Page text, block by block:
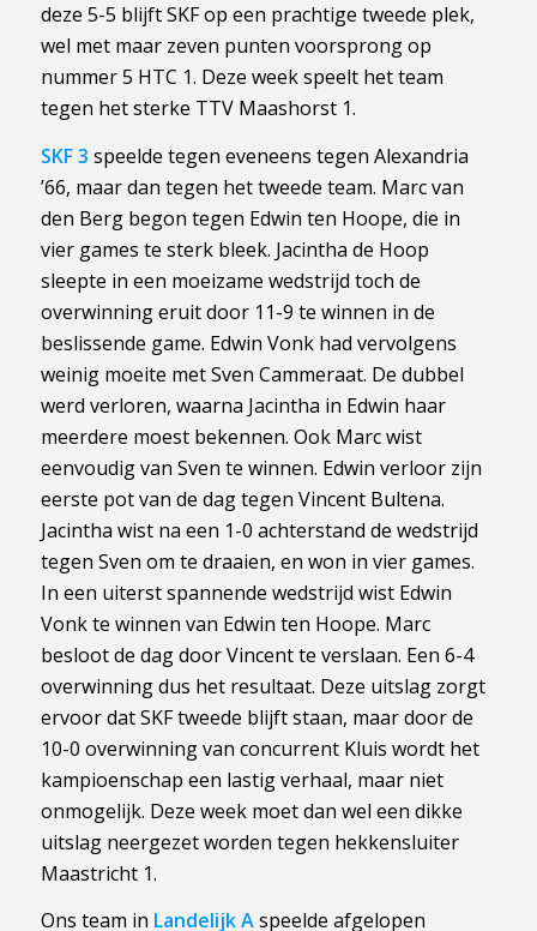
deze 5-5 blijft SKF op een prachtige tweede plek,
wel met maar zeven punten voorsprong op
nummer 5 HTC 1. Deze week speelt het team
tegen het sterke TTV Maashorst 1.
SKF 3 speelde tegen eveneens tegen Alexandria
’66, maar dan tegen het tweede team. Marc van
den Berg begon tegen Edwin ten Hoope, die in
vier games te sterk bleek. Jacintha de Hoop
sleepte in een moeizame wedstrijd toch de
overwinning eruit door 11-9 te winnen in de
beslissende game. Edwin Vonk had vervolgens
weinig moeite met Sven Cammeraat. De dubbel
werd verloren, waarna Jacintha in Edwin haar
meerdere moest bekennen. Ook Marc wist
eenvoudig van Sven te winnen. Edwin verloor zijn
eerste pot van de dag tegen Vincent Bultena.
Jacintha wist na een 1-0 achterstand de wedstrijd
tegen Sven om te draaien, en won in vier games.
In een uiterst spannende wedstrijd wist Edwin
Vonk te winnen van Edwin ten Hoope. Marc
besloot de dag door Vincent te verslaan. Een 6-4
overwinning dus het resultaat. Deze uitslag zorgt
ervoor dat SKF tweede blijft staan, maar door de
10-0 overwinning van concurrent Kluis wordt het
kampioenschap een lastig verhaal, maar niet
onmogelijk. Deze week moet dan wel een dikke
uitslag neergezet worden tegen hekkensluiter
Maastricht 1.
Ons team in Landelijk Aspeelde afgelopen